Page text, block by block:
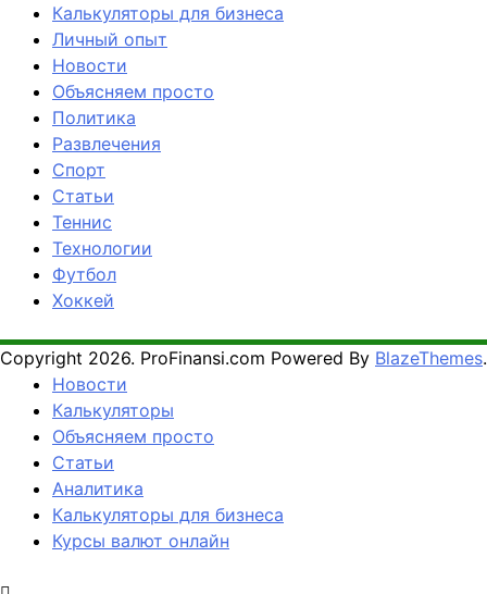
Калькуляторы для бизнеса
Личный опыт
Новости
Объясняем просто
Политика
Развлечения
Спорт
Статьи
Теннис
Технологии
Футбол
Хоккей
Copyright 2026. ProFinansi.com Powered By BlazeThemes.
Новости
Калькуляторы
Объясняем просто
Статьи
Аналитика
Калькуляторы для бизнеса
Курсы валют онлайн